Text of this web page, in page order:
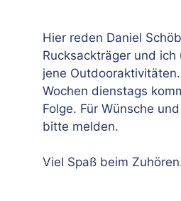
Hier reden Daniel
Rucksackträger und
jene
Wochen dienstags
Folge. Für Wünsche
bitte melden.
Viel Spaß beim